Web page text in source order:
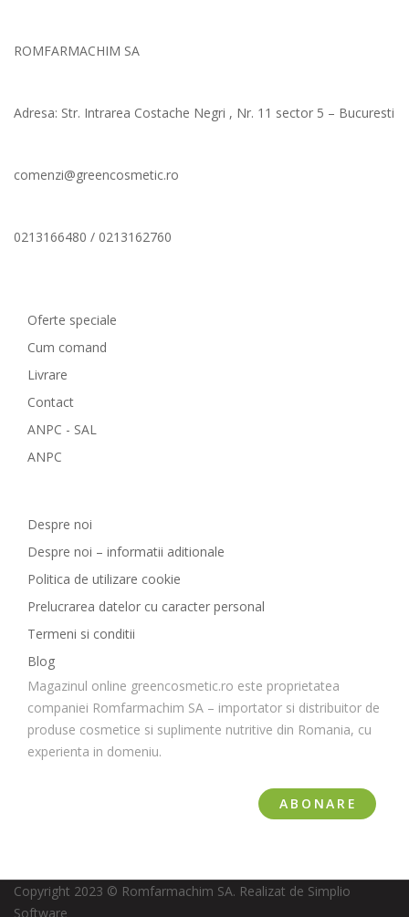
ROMFARMACHIM SA
Adresa: Str. Intrarea Costache Negri , Nr. 11 sector 5 – Bucuresti
comenzi@greencosmetic.ro
0213166480 / 0213162760
Oferte speciale
Cum comand
Livrare
Contact
ANPC - SAL
ANPC
Despre noi
Despre noi – informatii aditionale
Politica de utilizare cookie
Prelucrarea datelor cu caracter personal
Termeni si conditii
Blog
Magazinul online greencosmetic.ro este proprietatea
companiei Romfarmachim SA – importator si distribuitor de
produse cosmetice si suplimente nutritive din Romania, cu
experienta in domeniu.
ABONARE
Copyright 2023 © Romfarmachim SA. Realizat de Simplio
Software